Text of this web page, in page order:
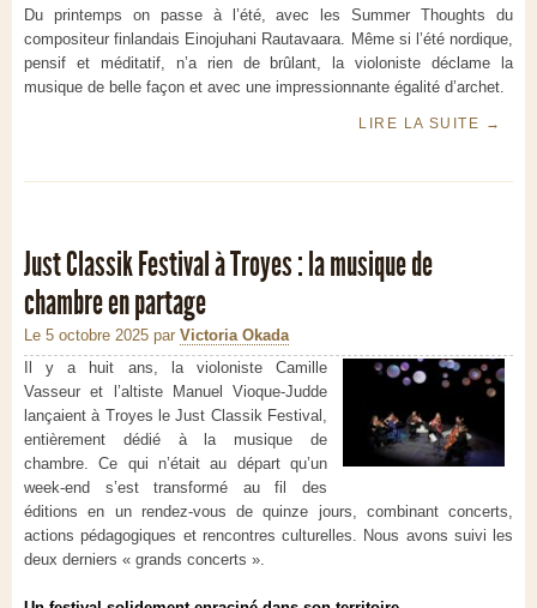
Du printemps on passe à l’été, avec les Summer Thoughts du
compositeur finlandais Einojuhani Rautavaara. Même si l’été nordique,
pensif et méditatif, n’a rien de brûlant, la violoniste déclame la
musique de belle façon et avec une impressionnante égalité d’archet.
LIRE LA SUITE →
Just Classik Festival à Troyes : la musique de
chambre en partage
Le 5 octobre 2025 par Victoria Okada
Il y a huit ans, la violoniste Camille
Vasseur et l’altiste Manuel Vioque-Judde
lançaient à Troyes le Just Classik Festival,
entièrement dédié à la musique de
chambre. Ce qui n’était au départ qu’un
week-end s’est transformé au fil des
éditions en un rendez-vous de quinze jours, combinant concerts,
actions pédagogiques et rencontres culturelles. Nous avons suivi les
deux derniers « grands concerts ».